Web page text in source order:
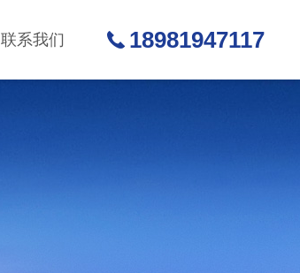
联系我们 18981947117